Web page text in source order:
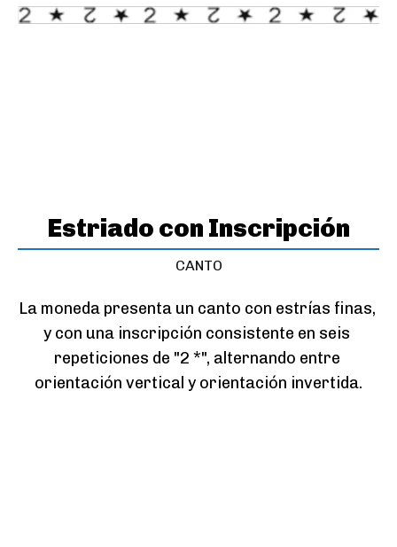
Estriado con Inscripción
CANTO
La moneda presenta un canto con estrías finas,
y con una inscripción consistente en seis
repeticiones de "2 *", alternando entre
orientación vertical y orientación invertida.